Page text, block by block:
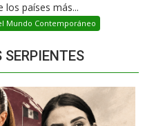
países más...
Mundo Contemporáneo